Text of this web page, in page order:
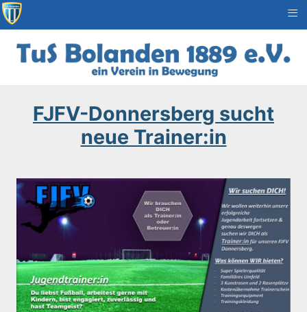
FJFV-Donnersberg sucht
neue Trainer:in
≡